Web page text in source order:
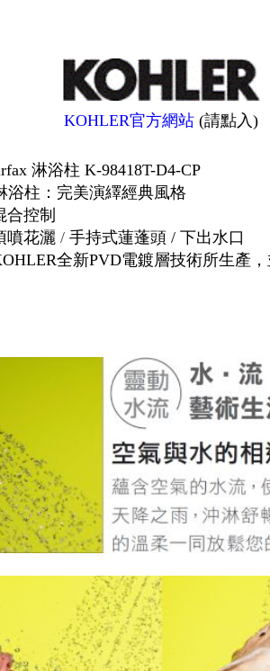
KOHLER官方網站 (請點入)
淋浴柱 K-98418T-D4-CP
浴柱：完美演繹經典風格
合控制
噴花灑 / 手持式蓮蓬頭 / 下出水口
全新PVD電鍍層技術所生產